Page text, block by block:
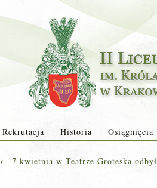
Rekrutacja Historia Osiągnięcia
← 7 kwietnia w Teatrze Groteska